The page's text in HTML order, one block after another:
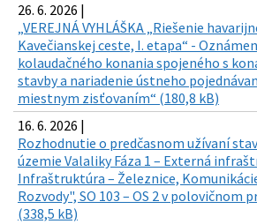
26. 6. 2026 |
„VEREJNÁ VYHLÁŠKA „Riešenie
Kavečianskej ceste, I. etapa“ -
kolaudačného konania spojeného s
stavby a nariadenie ústneho
miestnym zisťovaním“ (180,8 kB)
16. 6. 2026 |
Rozhodnutie o predčasnom užívaní
územie Valaliky Fáza 1 – Externá
Infraštruktúra – Železnice,
Rozvody", SO 103 – OS 2 v polovičnom
(338,5 kB)